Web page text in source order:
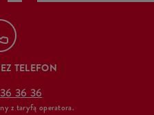
TELEFON
36 36
z taryfą operatora.